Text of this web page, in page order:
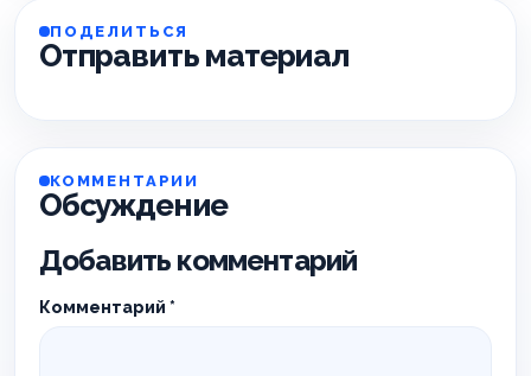
ПОДЕЛИТЬСЯ
Отправить материал
КОММЕНТАРИИ
Обсуждение
Добавить комментарий
Комментарий *